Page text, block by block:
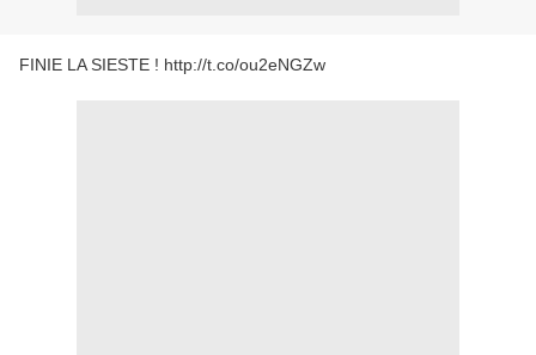
FINIE LA SIESTE ! http://t.co/ou2eNGZw